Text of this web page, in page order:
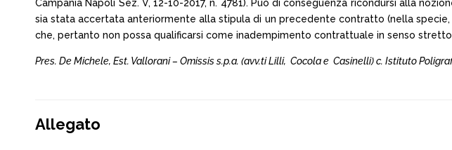
Campania Napoli Sez. V, 12-10-2017, n. 4781). Può di conseguenza ricondursi alla
sia stata accertata anteriormente alla stipula di un precedente contratto (nella
che, pertanto non possa qualificarsi come inadempimento contrattuale in senso
Pres. De Michele, Est. Vallorani – Omissis s.p.a. (avv.ti Lilli, Cocola e Casinelli) c. Istituto
Allegato